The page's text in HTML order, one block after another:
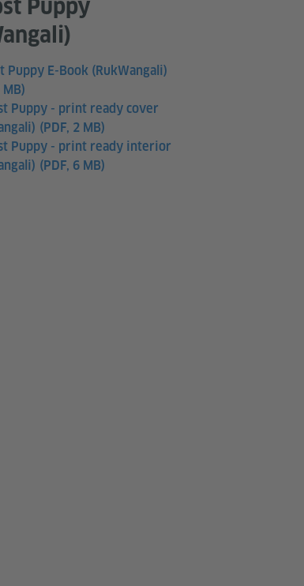
Puppy
Puppy E-Book (RukWangali)
MB)
Puppy - print ready cover
(PDF, 2 MB)
Puppy - print ready interior
(PDF, 6 MB)